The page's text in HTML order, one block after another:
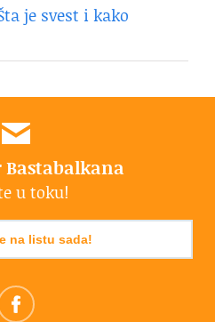
je svest i kako
u toku!
na listu sada!